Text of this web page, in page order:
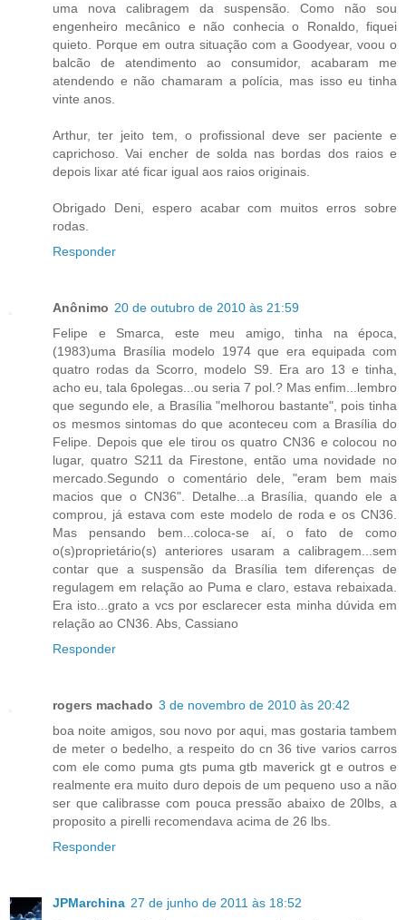
uma nova calibragem da suspensão. Como não sou
engenheiro mecânico e não conhecia o Ronaldo, fiquei
quieto. Porque em outra situação com a Goodyear, voou o
balcão de atendimento ao consumidor, acabaram me
atendendo e não chamaram a polícia, mas isso eu tinha
vinte anos.
Arthur, ter jeito tem, o profissional deve ser paciente e
caprichoso. Vai encher de solda nas bordas dos raios e
depois lixar até ficar igual aos raios originais.
Obrigado Deni, espero acabar com muitos erros sobre
rodas.
Responder
Anônimo 20 de outubro de 2010 às 21:59
Felipe e Smarca, este meu amigo, tinha na época,
(1983)uma Brasília modelo 1974 que era equipada com
quatro rodas da Scorro, modelo S9. Era aro 13 e tinha,
acho eu, tala 6polegas...ou seria 7 pol.? Mas enfim...lembro
que segundo ele, a Brasília "melhorou bastante", pois tinha
os mesmos sintomas do que aconteceu com a Brasília do
Felipe. Depois que ele tirou os quatro CN36 e colocou no
lugar, quatro S211 da Firestone, então uma novidade no
mercado.Segundo o comentário dele, "eram bem mais
macios que o CN36". Detalhe...a Brasília, quando ele a
comprou, já estava com este modelo de roda e os CN36.
Mas pensando bem...coloca-se aí, o fato de como
o(s)proprietário(s) anteriores usaram a calibragem...sem
contar que a suspensão da Brasília tem diferenças de
regulagem em relação ao Puma e claro, estava rebaixada.
Era isto...grato a vcs por esclarecer esta minha dúvida em
relação ao CN36. Abs, Cassiano
Responder
rogers machado 3 de novembro de 2010 às 20:42
boa noite amigos, sou novo por aqui, mas gostaria tambem
de meter o bedelho, a respeito do cn 36 tive varios carros
com ele como puma gts puma gtb maverick gt e outros e
realmente era muito duro depois de um pequeno uso a não
ser que calibrasse com pouca pressão abaixo de 20lbs, a
proposito a pirelli recomendava acima de 26 lbs.
Responder
JPMarchina 27 de junho de 2011 às 18:52